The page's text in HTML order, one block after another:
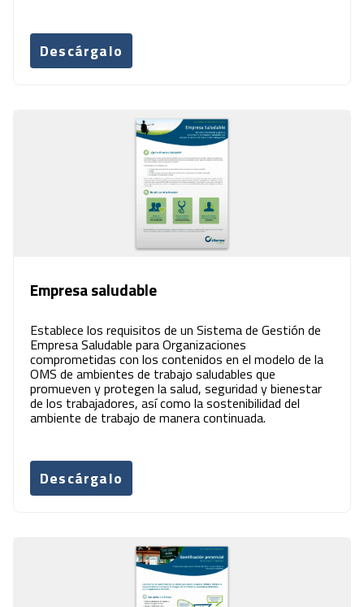
Descárgalo
Empresa saludable
Establece los requisitos de un Sistema de Gestión de
Empresa Saludable para Organizaciones
comprometidas con los contenidos en el modelo de la
OMS de ambientes de trabajo saludables que
promueven y protegen la salud, seguridad y bienestar
de los trabajadores, así como la sostenibilidad del
ambiente de trabajo de manera continuada.
Descárgalo